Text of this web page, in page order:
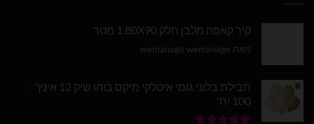
קיר קאפה מלבן חלק 1.80X90 מטר
מאת wemanage wemanage
חבילת בלוני גומי איטלקי מיקס בוהו שיק 12 אינץ' -
100 יח'